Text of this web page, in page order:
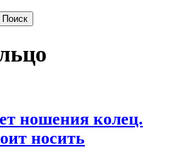
ношения колец.
носить